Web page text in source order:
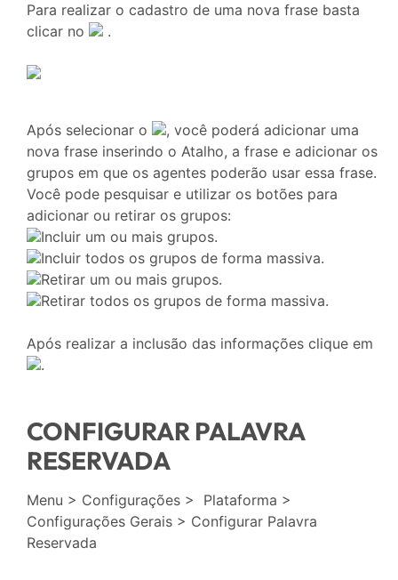
Para realizar o cadastro de uma nova frase basta
clicar no
.
Após selecionar o
, você poderá adicionar uma
nova frase inserindo o Atalho, a frase e adicionar os
grupos em que os agentes poderão usar essa frase.
Você pode pesquisar e utilizar os botões para
adicionar ou retirar os grupos:
Incluir um ou mais grupos.
Incluir todos os grupos de forma massiva.
Retirar um ou mais grupos.
Retirar todos os grupos de forma massiva.
Após realizar a inclusão das informações clique em
.
CONFIGURAR PALAVRA
RESERVADA
Menu > Configurações > Plataforma >
Configurações Gerais > Configurar Palavra
Reservada